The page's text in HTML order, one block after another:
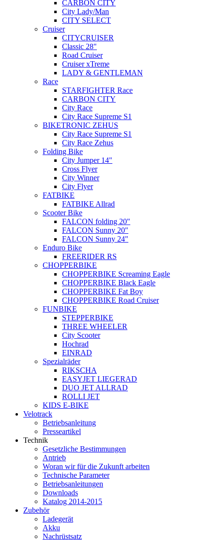
CARBON CITY
City Lady/Man
CITY SELECT
Cruiser
CITYCRUISER
Classic 28"
Road Cruiser
Cruiser xTreme
LADY & GENTLEMAN
Race
STARFIGHTER Race
CARBON CITY
City Race
City Race Supreme S1
BIKETRONIC ZEHUS
City Race Supreme S1
City Race Zehus
Folding Bike
City Jumper 14"
Cross Flyer
City Winner
City Flyer
FATBIKE
FATBIKE Allrad
Scooter Bike
FALCON folding 20"
FALCON Sunny 20"
FALCON Sunny 24"
Enduro Bike
FREERIDER RS
CHOPPERBIKE
CHOPPERBIKE Screaming Eagle
CHOPPERBIKE Black Eagle
CHOPPERBIKE Fat Boy
CHOPPERBIKE Road Cruiser
FUNBIKE
STEPPERBIKE
THREE WHEELER
City Scooter
Hochrad
EINRAD
Spezialräder
RIKSCHA
EASYJET LIEGERAD
DUO JET ALLRAD
ROLLI JET
KIDS E-BIKE
Velotrack
Betriebsanleitung
Presseartikel
Technik
Gesetzliche Bestimmungen
Antrieb
Woran wir für die Zukunft arbeiten
Technische Parameter
Betriebsanleitungen
Downloads
Katalog 2014-2015
Zubehör
Ladegerät
Akku
Nachrüstsatz